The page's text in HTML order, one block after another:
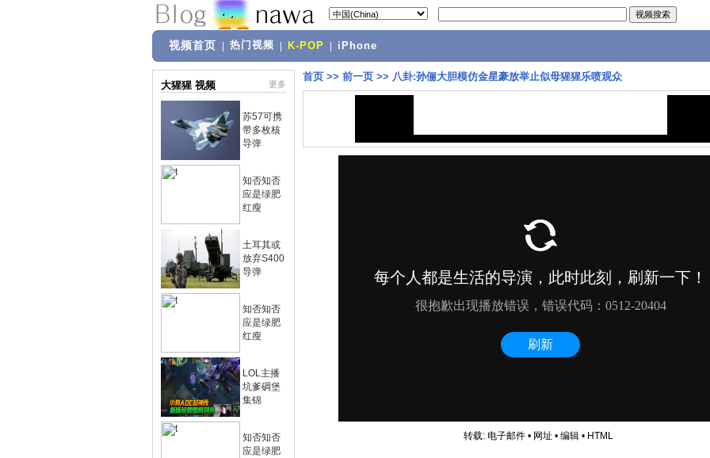
视频首页 热门视频 K-POP iPhone
大猩猩 视频 更多
苏57可携
带多枚核
导弹
知否知否
应是绿肥
红瘦
土耳其或
放弃S400
导弹
知否知否
应是绿肥
红瘦
LOL主播
坑爹碉堡
集锦
知否知否
应是绿肥
首页 >> 前一页 >> 八卦:孙俪大胆模仿金星豪放举止似母猩猩乐喷观众
转载: 电子邮件• 网址 • 编辑• HTML